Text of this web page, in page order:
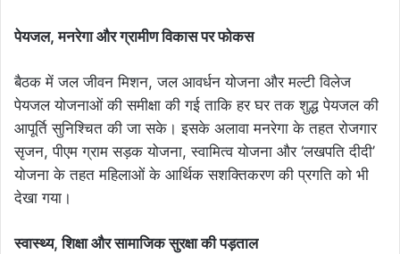
​पेयजल, मनरेगा और ग्रामीण विकास पर फोकस
बैठक में जल जीवन मिशन, जल आवर्धन योजना और मल्टी विलेज
पेयजल योजनाओं की समीक्षा की गई ताकि हर घर तक शुद्ध पेयजल की
आपूर्ति सुनिश्चित की जा सके। इसके अलावा मनरेगा के तहत रोजगार
सृजन, पीएम ग्राम सड़क योजना, स्वामित्व योजना और ‘लखपति दीदी’
योजना के तहत महिलाओं के आर्थिक सशक्तिकरण की प्रगति को भी
देखा गया।
​स्वास्थ्य, शिक्षा और सामाजिक सुरक्षा की पड़ताल